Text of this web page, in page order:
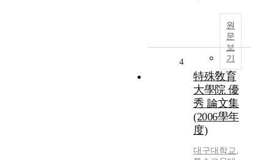
원
문
보
기
4
特殊敎育
大學院 優
秀 論文集
(2006學年
度)
대구대학교,